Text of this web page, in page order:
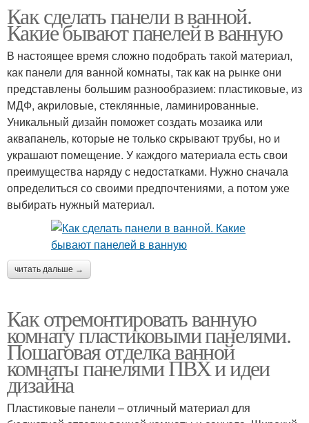
Как сделать панели в ванной.
Какие бывают панелей в ванную
В настоящее время сложно подобрать такой материал,
как панели для ванной комнаты, так как на рынке они
представлены большим разнообразием: пластиковые, из
МДФ, акриловые, стеклянные, ламинированные.
Уникальный дизайн поможет создать мозаика или
аквапанель, которые не только скрывают трубы, но и
украшают помещение. У каждого материала есть свои
преимущества наряду с недостатками. Нужно сначала
определиться со своими предпочтениями, а потом уже
выбирать нужный материал.
читать дальше →
Как отремонтировать ванную
комнату пластиковыми панелями.
Пошаговая отделка ванной
комнаты панелями ПВХ и идеи
дизайна
Пластиковые панели – отличный материал для